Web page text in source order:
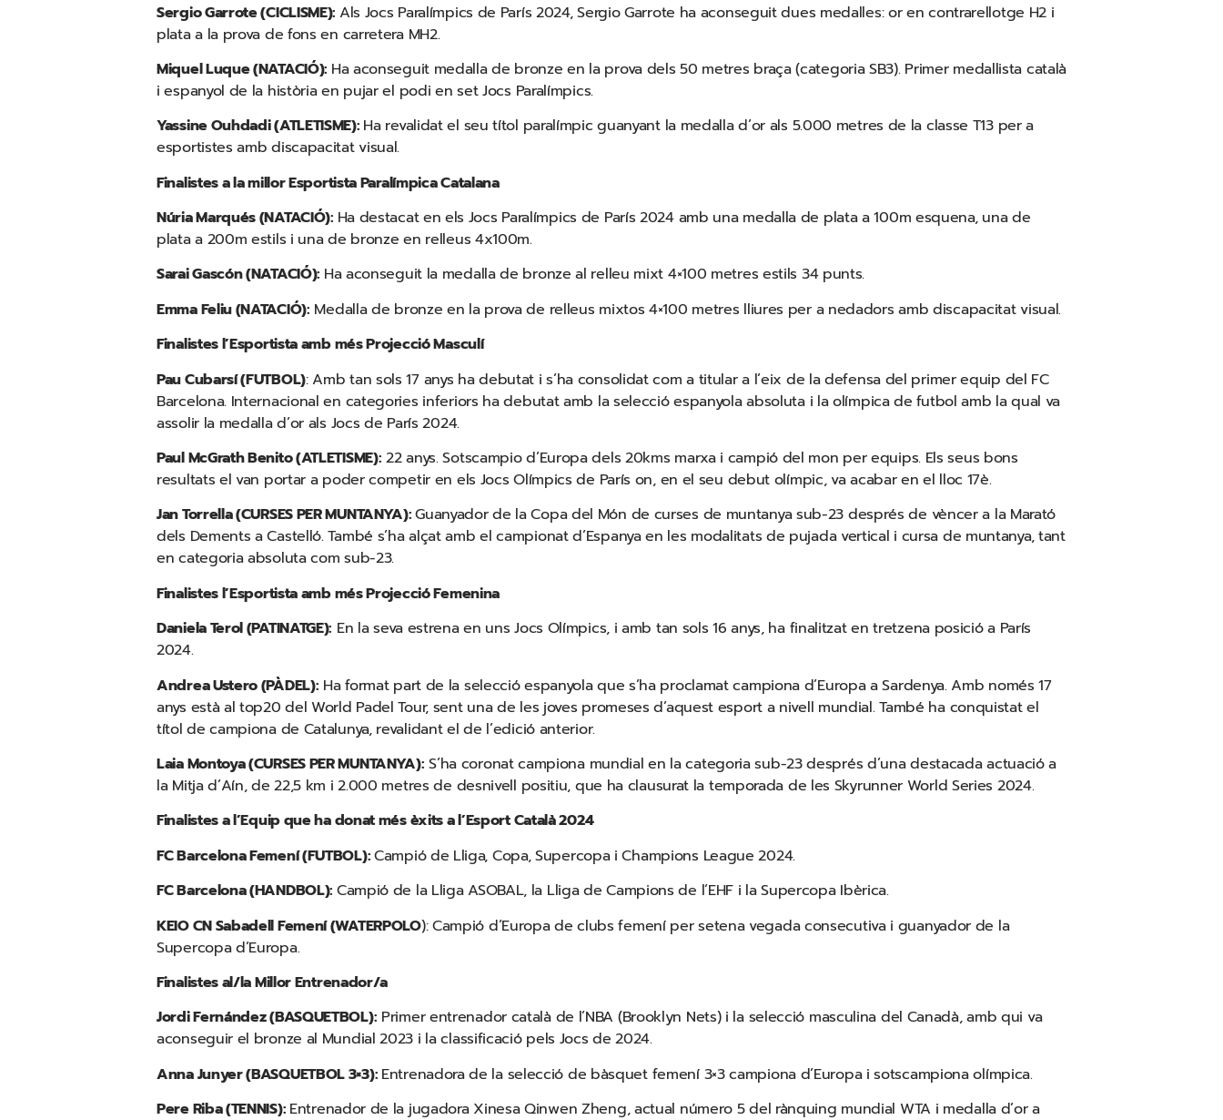
Sergio Garrote (CICLISME): Als Jocs Paralímpics de París 2024, Sergio Garrote ha aconseguit dues medalles: or en contrarellotge H2 i
plata a la prova de fons en carretera MH2.
Miquel Luque (NATACIÓ): Ha aconseguit medalla de bronze en la prova dels 50 metres braça (categoria SB3). Primer medallista català
i espanyol de la història en pujar el podi en set Jocs Paralímpics.
Yassine Ouhdadi (ATLETISME): Ha revalidat el seu títol paralímpic guanyant la medalla d’or als 5.000 metres de la classe T13 per a
esportistes amb discapacitat visual.
Finalistes a la millor Esportista Paralímpica Catalana
Núria Marqués (NATACIÓ): Ha destacat en els Jocs Paralímpics de París 2024 amb una medalla de plata a 100m esquena, una de
plata a 200m estils i una de bronze en relleus 4x100m.
Sarai Gascón (NATACIÓ): Ha aconseguit la medalla de bronze al relleu mixt 4×100 metres estils 34 punts.
Emma Feliu (NATACIÓ): Medalla de bronze en la prova de relleus mixtos 4×100 metres lliures per a nedadors amb discapacitat visual.
Finalistes l’Esportista amb més Projecció Masculí
Pau Cubarsí (FUTBOL): Amb tan sols 17 anys ha debutat i s’ha consolidat com a titular a l’eix de la defensa del primer equip del FC
Barcelona. Internacional en categories inferiors ha debutat amb la selecció espanyola absoluta i la olímpica de futbol amb la qual va
assolir la medalla d’or als Jocs de París 2024.
Paul McGrath Benito (ATLETISME): 22 anys. Sotscampio d’Europa dels 20kms marxa i campió del mon per equips. Els seus bons
resultats el van portar a poder competir en els Jocs Olímpics de París on, en el seu debut olímpic, va acabar en el lloc 17è.
Jan Torrella (CURSES PER MUNTANYA):Guanyador de la Copa del Món de curses de muntanya sub-23 després de vèncer a la Marató
dels Dements a Castelló. També s’ha alçat amb el campionat d’Espanya en les modalitats de pujada vertical i cursa de muntanya, tant
en categoria absoluta com sub-23.
Finalistes l’Esportista amb més Projecció Femenina
Daniela Terol (PATINATGE): En la seva estrena en uns Jocs Olímpics, i amb tan sols 16 anys, ha finalitzat en tretzena posició a París
2024.
Andrea Ustero (PÀDEL): Ha format part de la selecció espanyola que s’ha proclamat campiona d’Europa a Sardenya. Amb només 17
anys està al top20 del World Padel Tour, sent una de les joves promeses d’aquest esport a nivell mundial. També ha conquistat el
títol de campiona de Catalunya, revalidant el de l’edició anterior.
Laia Montoya (CURSES PER MUNTANYA): S’ha coronat campiona mundial en la categoria sub-23 després d’una destacada actuació a
la Mitja d’Aín, de 22,5 km i 2.000 metres de desnivell positiu, que ha clausurat la temporada de les Skyrunner World Series 2024.
Finalistes a l’Equip que ha donat més èxits a l’Esport Català 2024
FC Barcelona Femení (FUTBOL):Campió de Lliga, Copa, Supercopa i Champions League 2024.
FC Barcelona (HANDBOL): Campió de la Lliga ASOBAL, la Lliga de Campions de l’EHF i la Supercopa Ibèrica.
KEIO CN Sabadell Femení (WATERPOLO): Campió d’Europa de clubs femení per setena vegada consecutiva i guanyador de la
Supercopa d’Europa.
Finalistes al/la Millor Entrenador/a
Jordi Fernández (BASQUETBOL): Primer entrenador català de l’NBA (Brooklyn Nets) i la selecció masculina del Canadà, amb qui va
aconseguir el bronze al Mundial 2023 i la classificació pels Jocs de 2024.
Anna Junyer (BASQUETBOL 3×3): Entrenadora de la selecció de bàsquet femení 3×3 campiona d’Europa i sotscampiona olímpica.
Pere Riba (TENNIS): Entrenador de la jugadora Xinesa Qinwen Zheng, actual número 5 del rànquing mundial WTA i medalla d’or a